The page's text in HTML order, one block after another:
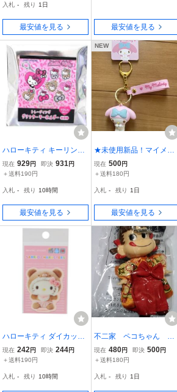
入札 - 残り 1日
最安値を見る 最安値を見る
ハローキティ キーリング
トレーディンググリッタ
ーキーホルダー 全8種 ギ
オジャパン コレクション
雑貨
現在 929円 即決 931円
＋送料190円
入札 - 残り 10時間
最安値を見る
NEW
★未使用新品！マイメロ
ディ☆立体キーホルダー
☆定価990円送料180円★
現在 500円
＋送料180円
入札 - 残り 1日
最安値を見る
ハローキティ ダイカット
シール ミニステッカー ラ
テクマベビー サンリオ ゼ
現在 242円 即決 244円
＋送料190円
入札 - 残り 10時間
不二家 ペコちゃん マ
スコットキーホルダー
非売品 ミニフィギュ
ん 袴 未開封 新品
現在 480円 即決 500円
＋送料180円
入札 - 残り 1日